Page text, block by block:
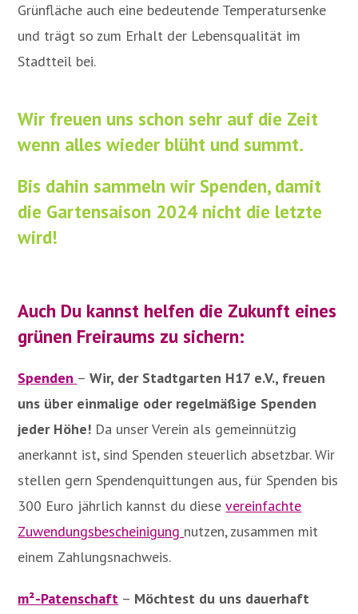
Grünfläche auch eine bedeutende Temperatursenke
und trägt so zum Erhalt der Lebensqualität im
Stadtteil bei.
Wir freuen uns schon sehr auf die Zeit
wenn alles wieder blüht und summt.
Bis dahin sammeln wir Spenden, damit
die Gartensaison 2024 nicht die letzte
wird!
Auch Du kannst helfen die Zukunft eines
grünen Freiraums zu sichern:
Spenden –Wir, der Stadtgarten H17 e.V., freuen
uns über einmalige oder regelmäßige Spenden
jeder Höhe! Da unser Verein als gemeinnützig
anerkannt ist, sind Spenden steuerlich absetzbar. Wir
stellen gern Spendenquittungen aus, für Spenden bis
300 Euro jährlich kannst du diesevereinfachte
Zuwendungsbescheinigung nutzen, zusammen mit
einem Zahlungsnachweis.
m²-Patenschaft – Möchtest du uns dauerhaft